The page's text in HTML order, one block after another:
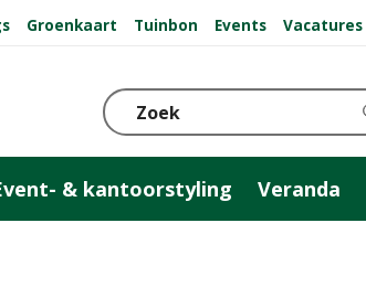
Groenkaart Tuinbon Events Vacatures
& kantoorstyling Veranda